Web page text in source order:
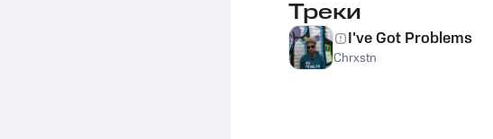
Треки
I've Got Problems
Chrxstn